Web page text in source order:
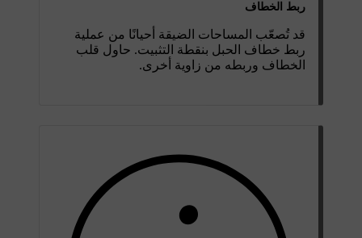
ربط الخطاف
قد تُصعّب المساحات الضيقة أحيانًا من عملية
ربط خطاف الحبل بنقطة التثبيت. حاول قلب
الخطاف وربطه من زاوية أخرى.